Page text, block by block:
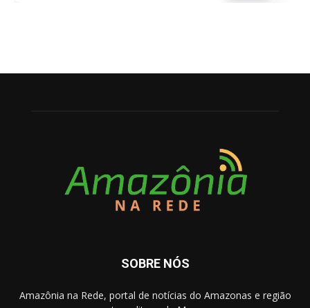
SOBRE NÓS
Amazônia na Rede, portal de notícias do Amazonas e região